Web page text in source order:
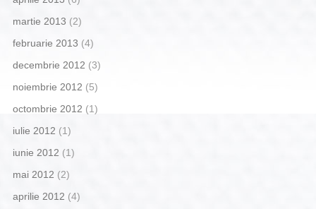
martie 2013 (2)
februarie 2013 (4)
decembrie 2012 (3)
noiembrie 2012 (5)
octombrie 2012 (1)
iulie 2012 (1)
iunie 2012 (1)
mai 2012 (2)
aprilie 2012 (4)